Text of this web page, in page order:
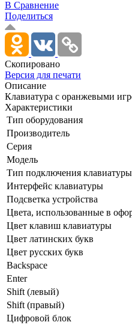
В Сравнение
Поделиться
Скопировано
Версия для печати
Описание
Клавиатура с оранжевыми
Характеристики
Тип оборудования
Производитель
Серия
Модель
Тип подключения клавиатуры
Интерфейс клавиатуры
Подсветка устройства
Цвета, использованные в
Цвет клавиш клавиатуры
Цвет латинских букв
Цвет русских букв
Backspace
Enter
Shift (левый)
Shift (правый)
Цифровой блок